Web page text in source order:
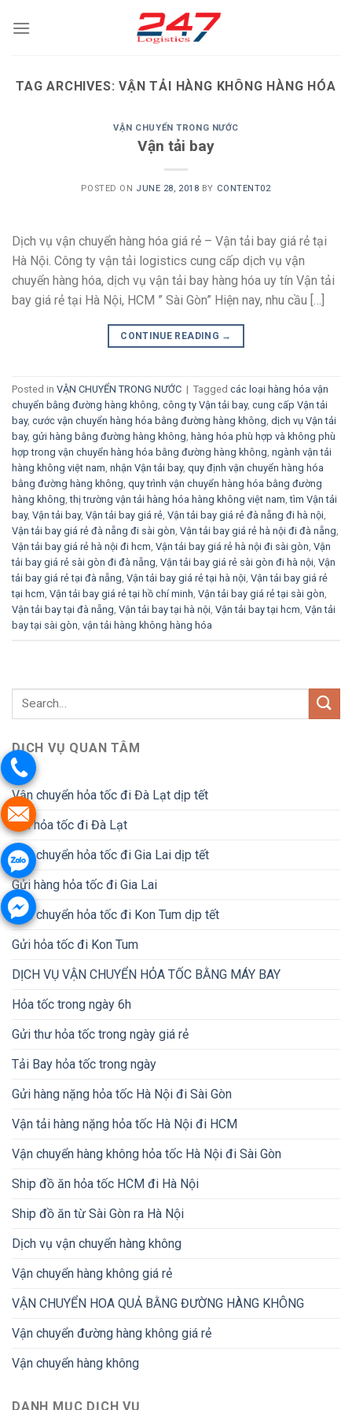
TAG ARCHIVES:VẬN TẢI HÀNG KHÔNG HÀNG HÓA
VẬN CHUYỂN TRONG NƯỚC
Vận tải bay
POSTED ON JUNE 28, 2018 BY CONTENT02
Dịch vụ vận chuyển hàng hóa giá rẻ – Vận tải bay giá rẻ tại
Hà Nội. Công ty vận tải logistics cung cấp dịch vụ vận
chuyển hàng hóa, dịch vụ vận tải bay hàng hóa uy tín Vận tải
bay giá rẻ tại Hà Nội, HCM ” Sài Gòn” Hiện nay, nhu cầu […]
CONTINUE READING →
Posted in VẬN CHUYỂN TRONG NƯỚC | Tagged các loại hàng hóa vận
chuyển bằng đường hàng không công ty Vận tải bay, cung cấp Vận tải
bay, cước vận chuyển hàng hóa bằng đường hàng không dịch vụ Vận tải
bay, gửi hàng bằng đường hàng không hàng hóa phù hợp và không phù
hợp trong vận chuyển hàng hóa bằng đường hàng không ngành vận tải
hàng không việt nam nhận Vận tải bay, quy định vận chuyển hàng hóa
bằng đường hàng không quy trình vận chuyển hàng hóa bằng đường
hàng không ,thị trường vận tải hàng hóa hàng không việt nam ,tìm Vận tải
bay, Vận tải bay, Vận tải bay giá rẻ Vận tải bay giá rẻ đà nẵng đi hà nội
Vận tải bay giá rẻ đà nẵng đi sài gòn Vận tải bay giá rẻ hà nội đi đà nẵng
Vận tải bay giá rẻ hà nội đi hcm Vận tải bay giá rẻ hà nội đi sài gòn Vận
tải bay giá rẻ sài gòn đi đà nẵng Vận tải bay giá rẻ sài gòn đi hà nội Vận
tải bay giá rẻ tại đà nẵng Vận tải bay giá rẻ tại hà nội Vận tải bay giá rẻ
tại hcm Vận tải bay giá rẻ tại hồ chí minh Vận tải bay giá rẻ tại sài gòn
Vận tải bay tại đà nẵng Vận tải bay tại hà nội Vận tải bay tại hcm Vận tải
bay tại sài gòn vận tải hàng không hàng hóa
DỊCH VỤ QUAN TÂM
Vận chuyển hỏa tốc đi Đà Lạt dịp tết
Gửi hỏa tốc đi Đà Lạt
Vận chuyển hỏa tốc đi Gia Lai dịp tết
Gửi hàng hỏa tốc đi Gia Lai
Vận chuyển hỏa tốc đi Kon Tum dịp tết
Gửi hỏa tốc đi Kon Tum
DỊCH VỤ VẬN CHUYỂN HỎA TỐC BẰNG MÁY BAY
Hỏa tốc trong ngày 6h
Gửi thư hỏa tốc trong ngày giá rẻ
Tải Bay hỏa tốc trong ngày
Gửi hàng nặng hỏa tốc Hà Nội đi Sài Gòn
Vận tải hàng nặng hỏa tốc Hà Nội đi HCM
Vận chuyển hàng không hỏa tốc Hà Nội đi Sài Gòn
Ship đồ ăn hỏa tốc HCM đi Hà Nội
Ship đồ ăn từ Sài Gòn ra Hà Nội
Dịch vụ vận chuyển hàng không
Vận chuyển hàng không giá rẻ
VẬN CHUYỂN HOA QUẢ BẰNG ĐƯỜNG HÀNG KHÔNG
Vận chuyển đường hàng không giá rẻ
Vận chuyển hàng không
DANH MỤC DỊCH VỤ